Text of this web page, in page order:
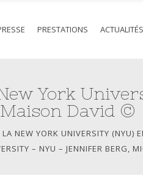
PRESTATIONS ACTUALITÉS
York
David ©
NEW YORK UNIVERSITY (NYU)
– NYU – JENNIFER BERG,